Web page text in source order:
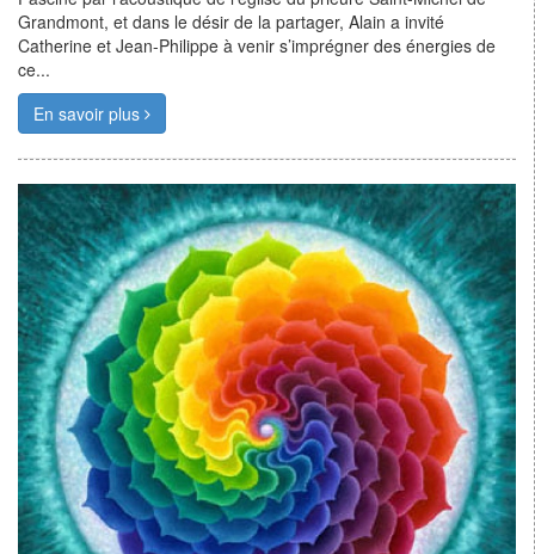
Grandmont, et dans le désir de la partager, Alain a invité
Catherine et Jean-Philippe à venir s’imprégner des énergies de
ce...
En savoir plus